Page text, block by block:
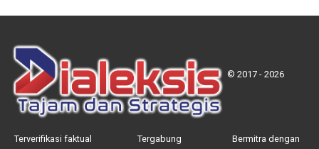
© 2017 - 2026
Terverifikasi faktual
Tergabung
Bermitra dengan